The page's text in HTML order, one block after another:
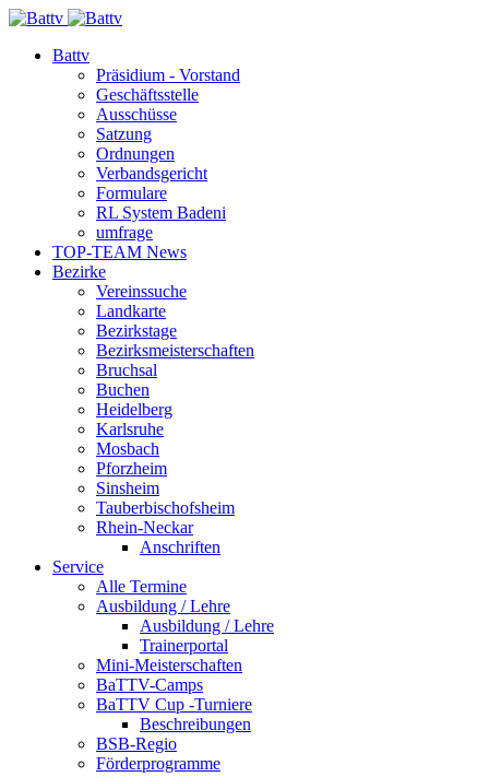
Battv
Präsidium - Vorstand
Geschäftsstelle
Ausschüsse
Satzung
Ordnungen
Verbandsgericht
Formulare
RL System Badeni
umfrage
TOP-TEAM News
Bezirke
Vereinssuche
Landkarte
Bezirkstage
Bezirksmeisterschaften
Bruchsal
Buchen
Heidelberg
Karlsruhe
Mosbach
Pforzheim
Sinsheim
Tauberbischofsheim
Rhein-Neckar
Anschriften
Service
Alle Termine
Ausbildung / Lehre
Ausbildung / Lehre
Trainerportal
Mini-Meisterschaften
BaTTV-Camps
BaTTV Cup -Turniere
Beschreibungen
BSB-Regio
Förderprogramme